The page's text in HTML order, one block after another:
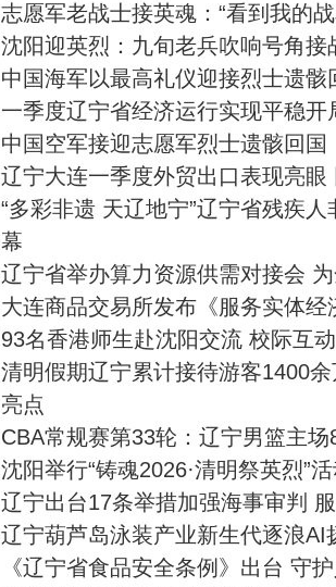
志愿军老战士接英魂：“看到我的
沈阳迎英烈：九旬老兵吹响号角接
中国海军以最高礼仪迎接烈士遗骸
一季度辽宁省经济运行实现平稳开
中国空军接迎志愿军烈士遗骸回
辽宁大连一季度外贸出口表现亮眼
“多彩非遗 天辽地宁”辽宁省残疾
幕
辽宁省举办算力资源供需对接会
大连商品交易所发布《服务实体经
93名香港师生赴沈阳交流 校际互
清明假期辽宁累计接待游客1400
亮点
CBA常规赛第33轮：辽宁男篮主
沈阳举行“铸魂2026·清明祭英烈”
辽宁出台17条举措加强海事审判
辽宁葫芦岛泳装产业新生代逐浪AI
《辽宁省食品安全条例》出台 守